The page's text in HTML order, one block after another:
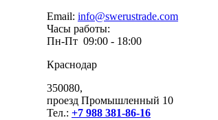
Email: info@swerustrade.com
Часы работы:
Пн-Пт 09:00 - 18:00
Краснодар
350080,
проезд Промышленный 10
Тел.: +7 988 381-86-16